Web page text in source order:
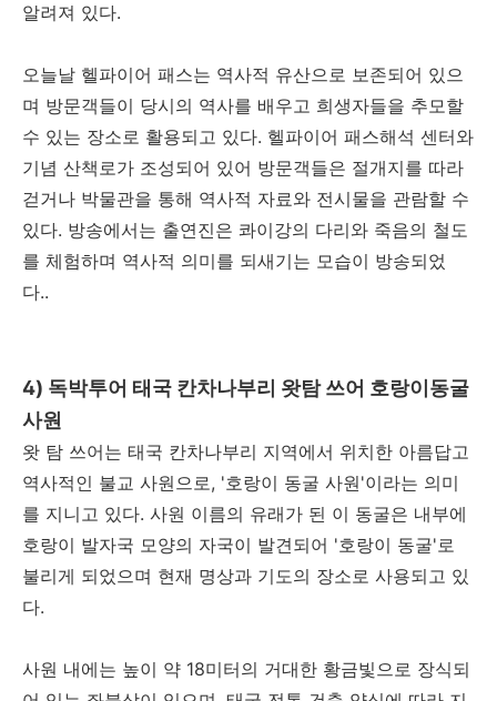
알려져 있다.
오늘날 헬파이어 패스는 역사적 유산으로 보존되어 있으
며 방문객들이 당시의 역사를 배우고 희생자들을 추모할
수 있는 장소로 활용되고 있다. 헬파이어 패스해석 센터와
기념 산책로가 조성되어 있어 방문객들은 절개지를 따라
걷거나 박물관을 통해 역사적 자료와 전시물을 관람할 수
있다. 방송에서는 출연진은 콰이강의 다리와 죽음의 철도
를 체험하며 역사적 의미를 되새기는 모습이 방송되었
다..
4) 독박투어 태국 칸차나부리 왓탐 쓰어 호랑이동굴
사원
왓 탐 쓰어는 태국 칸차나부리 지역에서 위치한 아름답고
역사적인 불교 사원으로, '호랑이 동굴 사원'이라는 의미
를 지니고 있다. 사원 이름의 유래가 된 이 동굴은 내부에
호랑이 발자국 모양의 자국이 발견되어 '호랑이 동굴'로
불리게 되었으며 현재 명상과 기도의 장소로 사용되고 있
다.
사원 내에는 높이 약 18미터의 거대한 황금빛으로 장식되